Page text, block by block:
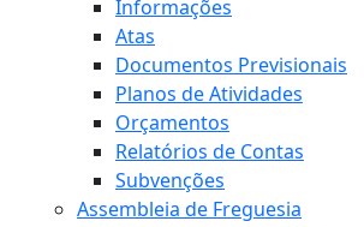
Informações
Atas
Documentos Previsionais
Planos de Atividades
Orçamentos
Relatórios de Contas
Subvenções
Assembleia de Freguesia